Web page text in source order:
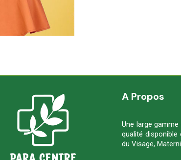
A Propos
Une large
qualité
du Visage,